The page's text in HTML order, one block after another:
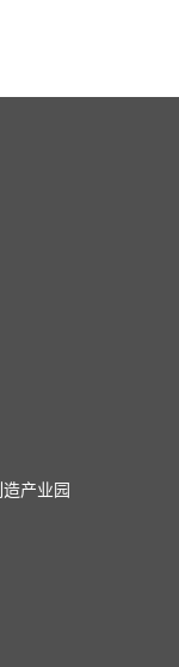
产业园